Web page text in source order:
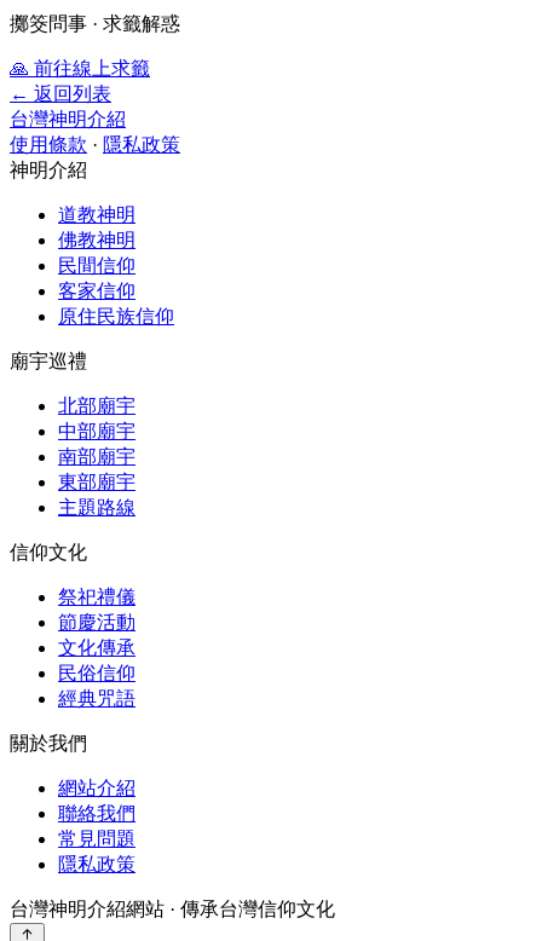
擲筊問事 · 求籤解惑
🙏 前往線上求籤
← 返回列表
台灣神明介紹
使用條款 · 隱私政策
神明介紹
道教神明
佛教神明
民間信仰
客家信仰
原住民族信仰
廟宇巡禮
北部廟宇
中部廟宇
南部廟宇
東部廟宇
主題路線
信仰文化
祭祀禮儀
節慶活動
文化傳承
民俗信仰
經典咒語
關於我們
網站介紹
聯絡我們
常見問題
隱私政策
台灣神明介紹網站 · 傳承台灣信仰文化